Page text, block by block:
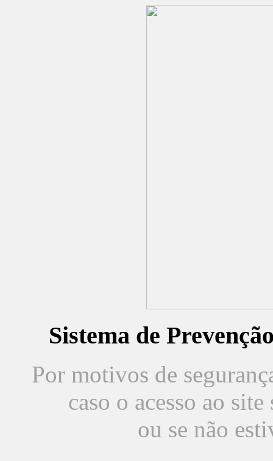
Sistema de
Por motivos de
caso o acesso ao
ou se não